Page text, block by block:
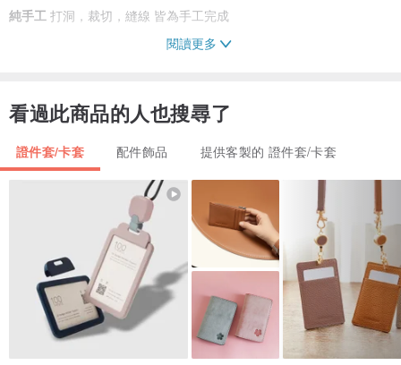
純手工 打洞，裁切，縫線 皆為手工完成
螢幕顯示多少有些微的色差，不同時間點購入的皮革隨著存放的時間
長短，顏色也會有些微落差
____________________________
✦ 客製化
✦ 客製壓印服務 (可選購 若不壓印 可以告知不要壓印logo)
目前我們在皮件上提供1種鋼印字型
下單時, 請註明想壓的英文字(8個英文字母內), 可以壓在正面位置或背
閱讀更多
看過此商品的人也搜尋了
證件套/卡套 配件飾品 提供客製的 證件套/卡套